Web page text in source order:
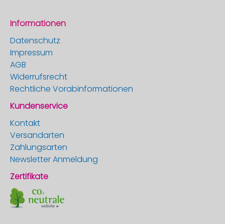
Informationen
Datenschutz
Impressum
AGB
Widerrufsrecht
Rechtliche Vorabinformationen
Kundenservice
Kontakt
Versandarten
Zahlungsarten
Newsletter Anmeldung
Zertifikate